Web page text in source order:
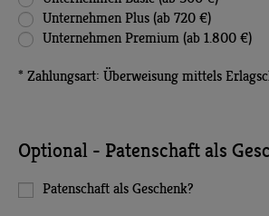
Unternehmen Plus (ab 720 €)
Unternehmen Premium (ab 1.800 €)
* Zahlungsart: Überweisung mittels
Optional - Patenschaft als
Patenschaft als Geschenk?